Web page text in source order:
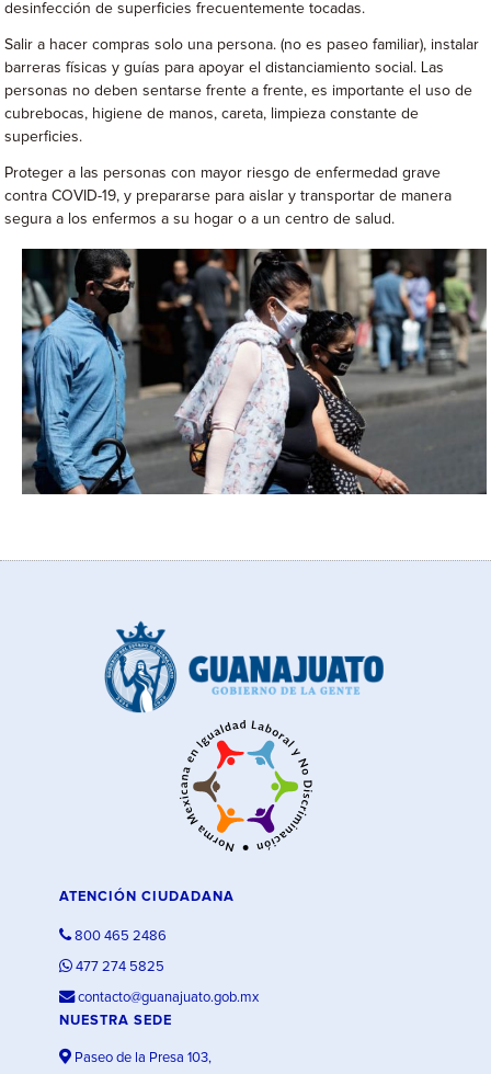
desinfección de superficies frecuentemente tocadas.
Salir a hacer compras solo una persona. (no es paseo familiar), instalar
barreras físicas y guías para apoyar el distanciamiento social. Las
personas no deben sentarse frente a frente, es importante el uso de
cubrebocas, higiene de manos, careta, limpieza constante de
superficies.
Proteger a las personas con mayor riesgo de enfermedad grave
contra COVID-19, y prepararse para aislar y transportar de manera
segura a los enfermos a su hogar o a un centro de salud.
ATENCIÓN CIUDADANA
800 465 2486
477 274 5825
contacto@guanajuato.gob.mx
NUESTRA SEDE
Paseo de la Presa 103,